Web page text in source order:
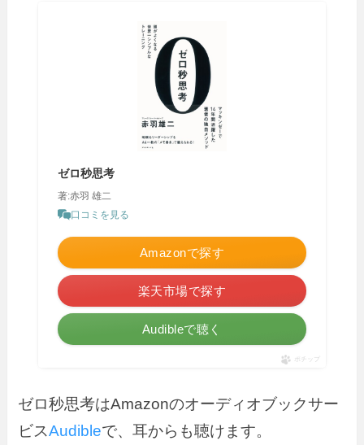
ゼロ秒思考
著:赤羽 雄二
口コミを見る
Amazonで探す
楽天市場で探す
Audibleで聴く
ポチップ
ゼロ秒思考はAmazonのオーディオブックサー
ビスAudibleで、耳からも聴けます。